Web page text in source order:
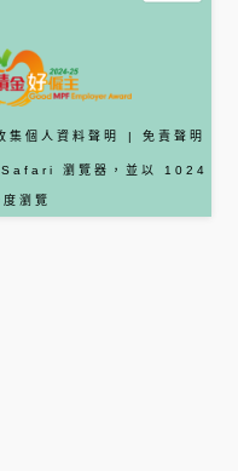
集個人資料聲明 | 免責聲明
瀏覽器 ，並以 1024
瀏覽